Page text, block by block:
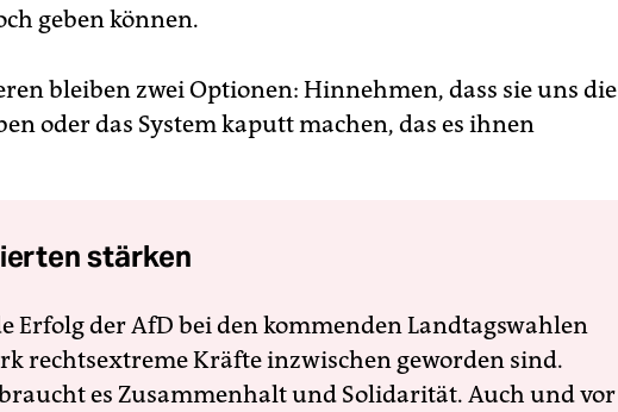
geben können.
bleiben zwei Optionen: Hinnehmen, dass sie uns die
oder das System kaputt machen, das es ihnen
stärken
Erfolg der AfD bei den kommenden Landtagswahlen
rechtsextreme Kräfte inzwischen geworden sind.
es Zusammenhalt und Solidarität. Auch und vor